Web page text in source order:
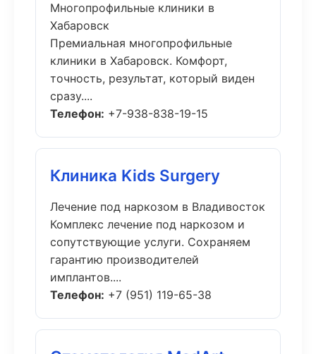
Многопрофильные клиники в
Хабаровск
Премиальная многопрофильные
клиники в Хабаровск. Комфорт,
точность, результат, который виден
сразу....
Телефон: +7-938-838-19-15
Клиника Kids Surgery
Лечение под наркозом в Владивосток
Комплекс лечение под наркозом и
сопутствующие услуги. Сохраняем
гарантию производителей
имплантов....
Телефон: +7 (951) 119-65-38